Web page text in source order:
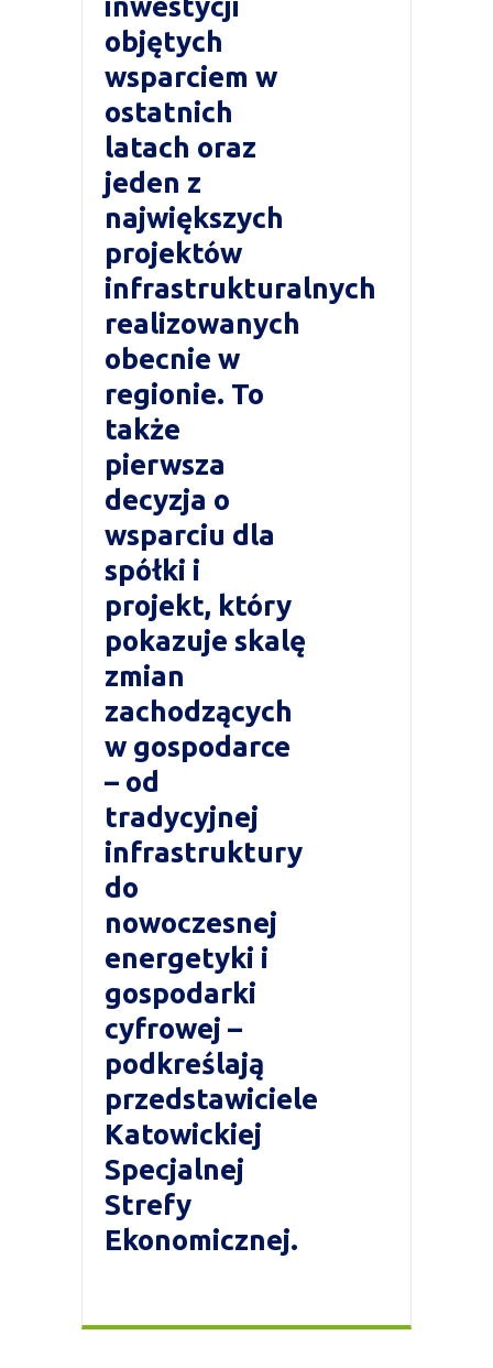
objętych
wsparciem w
ostatnich
latach oraz
jeden z
największych
projektów
infrastrukturalnych
realizowanych
obecnie w
regionie. To
także
pierwsza
decyzja o
wsparciu dla
spółki i
projekt, który
pokazuje skalę
zmian
zachodzących
w gospodarce
– od
tradycyjnej
infrastruktury
do
nowoczesnej
energetyki i
gospodarki
cyfrowej –
podkreślają
przedstawiciele
Katowickiej
Specjalnej
Strefy
Ekonomicznej.